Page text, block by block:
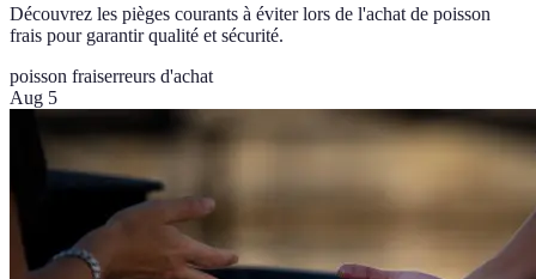
Découvrez les pièges courants à éviter lors de l'achat de poisson
frais pour garantir qualité et sécurité.
poisson fraiserreurs d'achat
Aug 5